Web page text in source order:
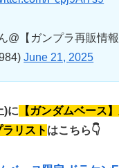
@【ガンプラ再販情報
June 21, 2025
)に 【ガンダムベース】
リスト はこちら👇